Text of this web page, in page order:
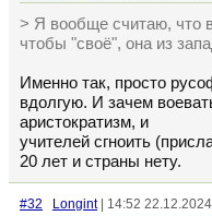
> Я вообще считаю, что
чтобы "своё", она из
Именно так, просто
вдолгую. И зачем
аристократизм, и
учителей сгноить
20 лет и страны нету.
#32 Longint| 14:52